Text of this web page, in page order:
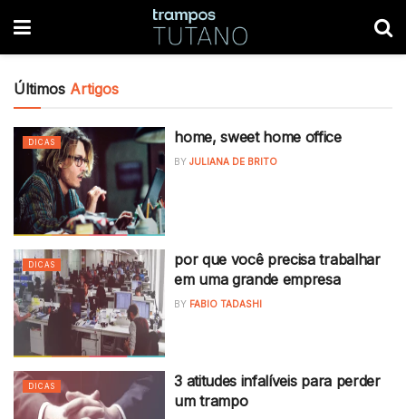
Últimos Artigos
DICAS home, sweet home office
BY JULIANA DE BRITO
DICAS
por que você precisa trabalhar
em uma grande empresa
BY FABIO TADASHI
DICAS
3 atitudes infalíveis para perder
um trampo